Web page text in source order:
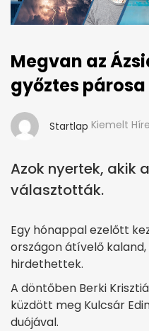
Megvan az
győztes párosa
Startlap Kiemelt
Azok nyertek, akik
választották.
Egy hónappal ezelőtt
országon átívelő
hirdethettek.
A döntőben Berki
küzdött meg Kulcsár
duójával.